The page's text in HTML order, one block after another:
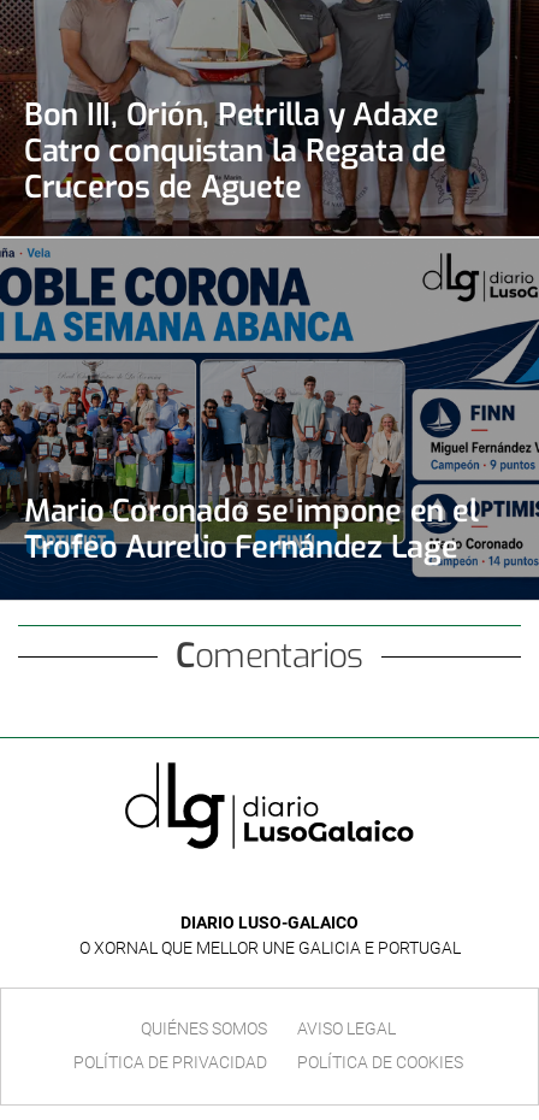
Bon III, Orión, Petrilla y Adaxe
Catro conquistan la Regata de
Cruceros de Aguete
Mario Coronado se impone en el
Trofeo Aurelio Fernández Lage
Comentarios
DIARIO LUSO-GALAICO
O XORNAL QUE MELLOR UNE GALICIA E PORTUGAL
QUIÉNES SOMOS
AVISO LEGAL
POLÍTICA DE PRIVACIDAD
POLÍTICA DE COOKIES